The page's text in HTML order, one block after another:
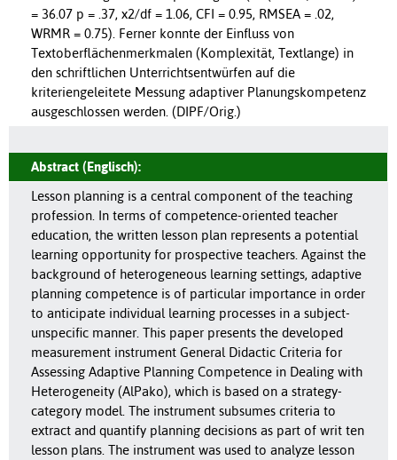
= 36.07 p = .37, x2/df = 1.06, CFI = 0.95, RMSEA = .02,
WRMR = 0.75). Ferner konnte der Einfluss von
Textoberflächenmerkmalen (Komplexität, Textlange) in
den schriftlichen Unterrichtsentwürfen auf die
kriteriengeleitete Messung adaptiver Planungskompetenz
ausgeschlossen werden. (DIPF/Orig.)
Abstract (Englisch):
Lesson planning is a central component of the teaching
profession. In terms of competence-oriented teacher
education, the written lesson plan represents a potential
learning opportunity for prospective teachers. Against the
background of heterogeneous learning settings, adaptive
planning competence is of particular importance in order
to anticipate individual learning processes in a subject-
unspecific manner. This paper presents the developed
measurement instrument General Didactic Criteria for
Assessing Adaptive Planning Competence in Dealing with
Heterogeneity (AlPako), which is based on a strategy-
category model. The instrument subsumes criteria to
extract and quantify planning decisions as part of writ ten
lesson plans. The instrument was used to analyze lesson